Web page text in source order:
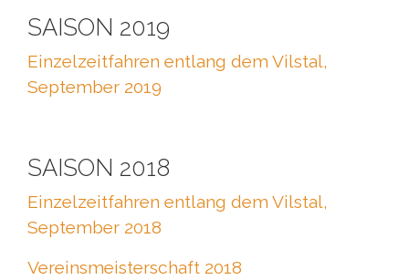
SAISON 2019
Einzelzeitfahren entlang dem Vilstal,
September 2019
SAISON 2018
Einzelzeitfahren entlang dem Vilstal,
September 2018
Vereinsmeisterschaft 2018